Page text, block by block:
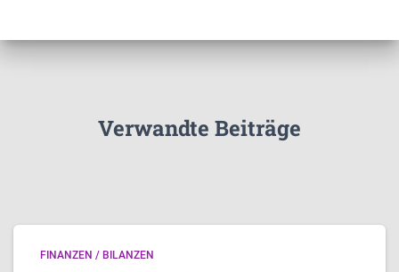
Verwandte Beiträge
FINANZEN / BILANZEN